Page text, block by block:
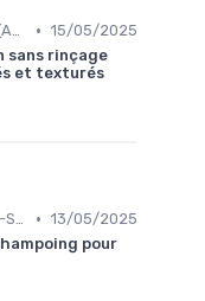
Produits Spécifiques (Anti-Frisottis, Hydratants) • 15/05/2025
sans rinçage
et texturés
Shampoings et Après-Shampoings • 13/05/2025
pour